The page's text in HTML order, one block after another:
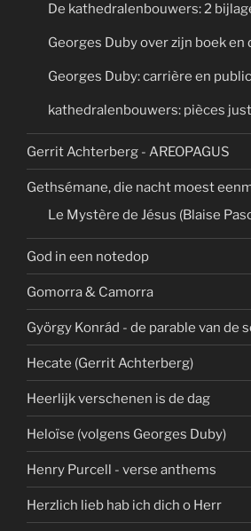
De kathedralenbouwers: 2
Georges Duby over zijn boek en
Georges Duby: carrière en
kathedralenbouwers: pièces
Gerrit Achterberg - AREOPAGUS
Gethsémane, die nacht moest
Le Mystère de Jésus (Blaise
God in een notedop
Gomorra & Camorra
György Konrád - de parable van de
Hecate (Gerrit Achterberg)
Heerlijk verschenen is de dag
Heloïse (volgens Georges Duby)
Henry Purcell - verse anthems
Herzlich lieb hab ich dich o Herr